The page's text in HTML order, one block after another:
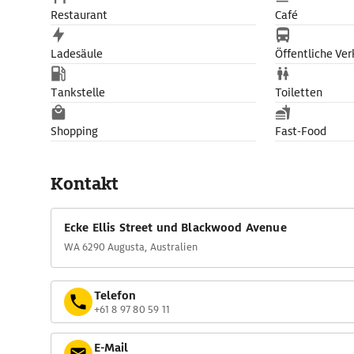
Restaurant Café
Ladesäule Öffentliche
Tankstelle Toiletten
Shopping Fast-Food
Kontakt
Ecke Ellis Street und Blackwood Avenue
WA 6290 Augusta, Australien
Telefon
+61 8 97 80 59 11
E-Mail